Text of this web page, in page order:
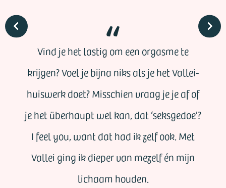
Vind je het lastig om een orgasme te
krijgen? Voel je bijna niks als je het Vallei-
huiswerk doet? Misschien vraag je je af of
je het überhaupt wel kan, dat ‘seksgedoe’?
I feel you, want dat had ik zelf ook. Met
Vallei ging ik dieper van mezelf én mijn
lichaam houden.